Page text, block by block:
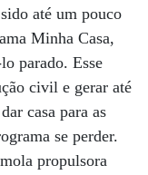
até um pouco
Minha Casa,
parado. Esse
civil e gerar até
casa para as
se perder.
propulsora